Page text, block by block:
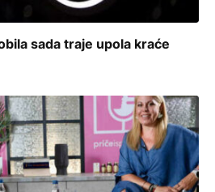
sada traje upola kraće